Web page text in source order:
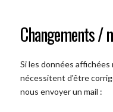
Changements /
Si les données
nécessitent d'être
nous envoyer un mail :